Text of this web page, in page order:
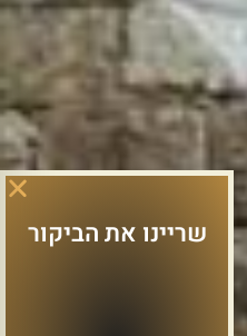
שריינו את הביקור